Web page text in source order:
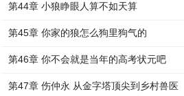
第44章 小狼睁眼人算不如天算
第45章 你家的狼怎么狗里狗气的
第46章 你不会就是当年的高考状元吧
第47章 伤仲永 从金字塔顶尖到乡村兽医